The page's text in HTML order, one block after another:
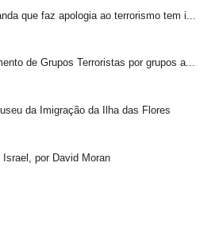
que faz apologia ao terrorismo tem i...
de Grupos Terroristas por grupos a...
da Imigração da Ilha das Flores
Israel, por David Moran